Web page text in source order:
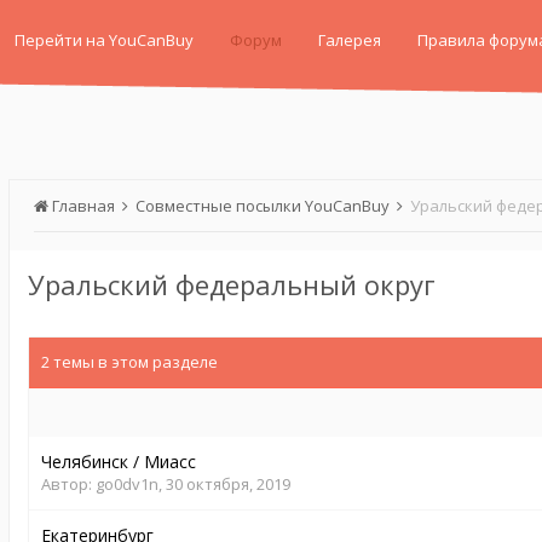
Перейти на YouCanBuy Форум Галерея Правила
Главная Совместные посылки YouCanBuy Уральский
Уральский федеральный округ
2 темы в этом разделе
Челябинск / Миасс
Автор: go0dv1n,30 октября, 2019
Екатеринбург